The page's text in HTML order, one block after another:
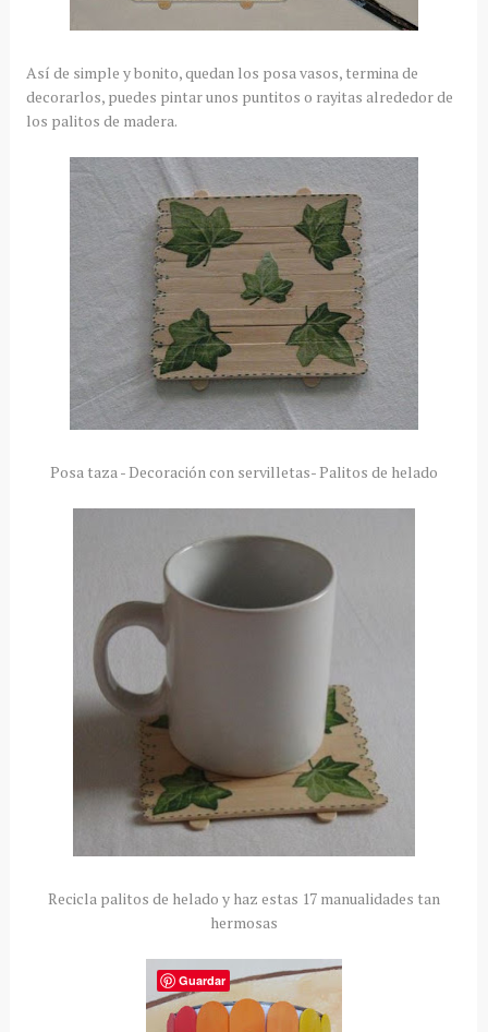
Así de simple y bonito, quedan los posa vasos, termina de
decorarlos, puedes pintar unos puntitos o rayitas alrededor de
los palitos de madera.
Posa taza - Decoración con servilletas- Palitos de helado
Recicla palitos de helado y haz estas 17 manualidades tan
hermosas
Guardar